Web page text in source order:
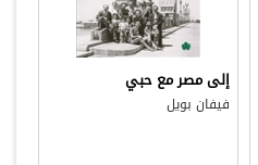
إلى مصر مع حبي
فيفان بويل